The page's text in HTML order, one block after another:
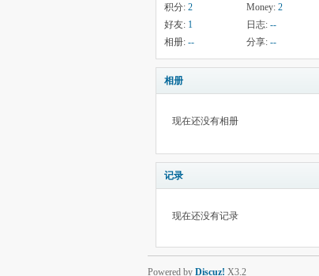
积分: 2 Money: 2
好友: 1 日志: --
相册: -- 分享: --
相册
现在还没有相册
记录
现在还没有记录
Powered by Discuz! X3.2